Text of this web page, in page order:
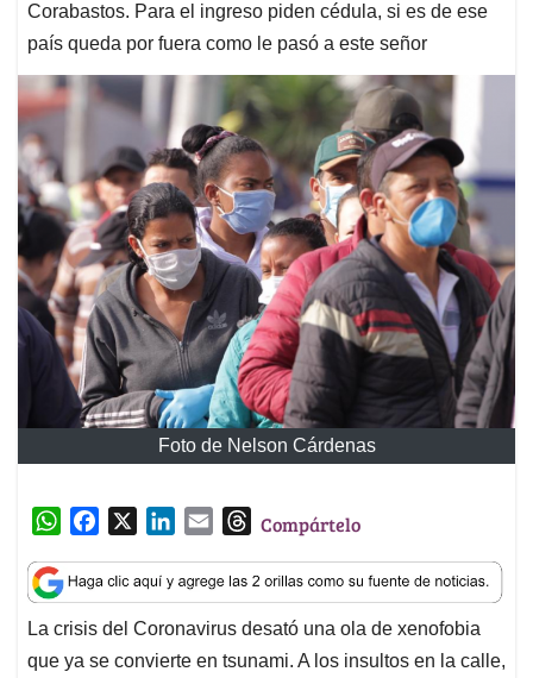
Corabastos. Para el ingreso piden cédula, si es de ese
país queda por fuera como le pasó a este señor
Foto de Nelson Cárdenas
W
a
t
s
A
c
e
b
o
n
k
e
d
a
i
l
T
r
e
a
d
Compártelo
La crisis del Coronavirus desató una ola de xenofobia
que ya se convierte en tsunami. A los insultos en la calle,